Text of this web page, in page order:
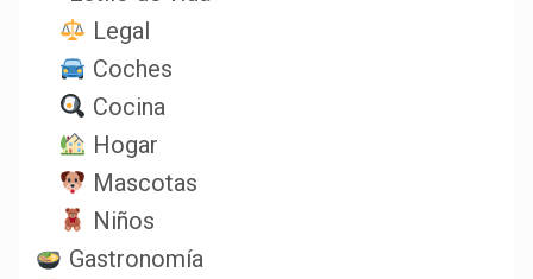
Legal
Coches
Cocina
Hogar
Mascotas
Niños
Gastronomía